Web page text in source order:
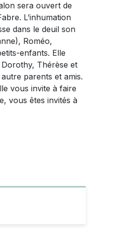
sera ouvert de
L’inhumation
dans le deuil son
Roméo,
enfants. Elle
Thérèse et
parents et amis.
vous invite à faire
vous êtes invités à